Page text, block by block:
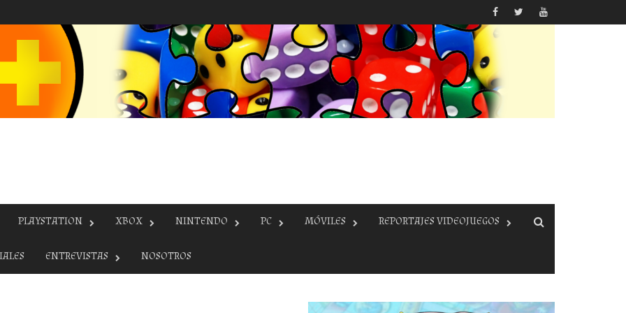
PLAYSTATION XBOX NINTENDO PC MÓVILES REPORTAJES VIDEOJUEGOS
ENTREVISTAS NOSOTROS